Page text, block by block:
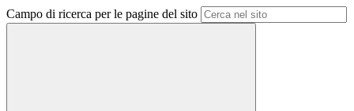
Campo di ricerca per le pagine del sito